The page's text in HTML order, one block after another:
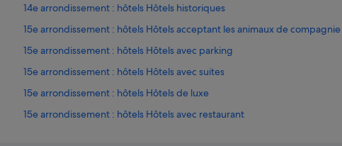
14e arrondissement : hôtels Hôtels historiques
15e arrondissement : hôtels Hôtels acceptant les animaux de compagnie
15e arrondissement : hôtels Hôtels avec parking
15e arrondissement : hôtels Hôtels avec suites
15e arrondissement : hôtels Hôtels de luxe
15e arrondissement : hôtels Hôtels avec restaurant